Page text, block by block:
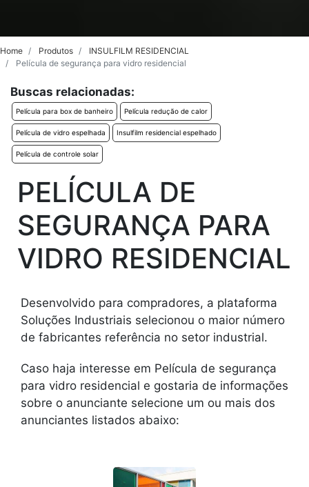
Home Produtos
INSULFILM RESIDENCIAL
Película de segurança para vidro residencial
Buscas relacionadas:
Película para box de banheiro Película redução de calor
Película de vidro espelhada Insulfilm residencial espelhado
Película de controle solar
PELÍCULA DE
SEGURANÇA PARA
VIDRO RESIDENCIAL
Desenvolvido para compradores, a plataforma
Soluções Industriais selecionou o maior número
de fabricantes referência no setor industrial.
Caso haja interesse em Película de segurança
para vidro residencial e gostaria de informações
sobre o anunciante selecione um ou mais dos
anunciantes listados abaixo: